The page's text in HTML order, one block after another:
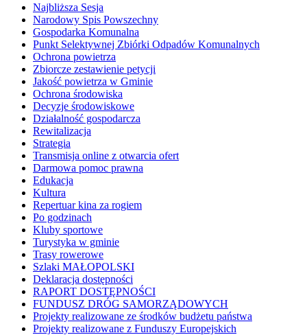
Najbliższa Sesja
Narodowy Spis Powszechny
Gospodarka Komunalna
Punkt Selektywnej Zbiórki Odpadów Komunalnych
Ochrona powietrza
Zbiorcze zestawienie petycji
Jakość powietrza w Gminie
Ochrona środowiska
Decyzje środowiskowe
Działalność gospodarcza
Rewitalizacja
Strategia
Transmisja online z otwarcia ofert
Darmowa pomoc prawna
Edukacja
Kultura
Repertuar kina za rogiem
Po godzinach
Kluby sportowe
Turystyka w gminie
Trasy rowerowe
Szlaki MAŁOPOLSKI
Deklaracja dostępności
RAPORT DOSTĘPNOŚCI
FUNDUSZ DRÓG SAMORZĄDOWYCH
Projekty realizowane ze środków budżetu państwa
Projekty realizowane z Funduszy Europejskich